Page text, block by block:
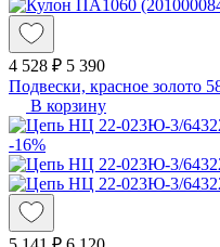
4 528 ₽ 5 390
Подвески, красное золото
В корзину
-16%